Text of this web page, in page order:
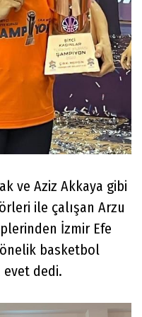
ve Aziz Akkaya gibi
ile çalışan Arzu
İzmir Efe
basketbol
dedi.